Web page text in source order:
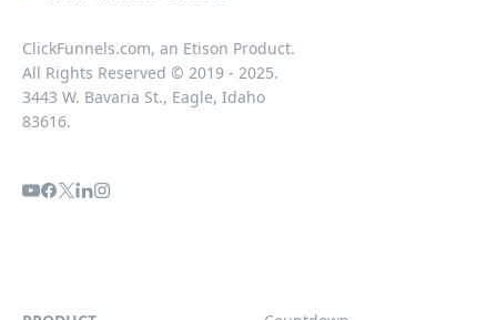
ClickFunnels.com, an Etison Product.
All Rights Reserved © 2019 - 2025.
3443 W. Bavaria St., Eagle, Idaho
83616.